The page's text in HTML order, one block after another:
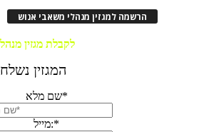
הרשמה למגזין מנהלי משאבי אנוש